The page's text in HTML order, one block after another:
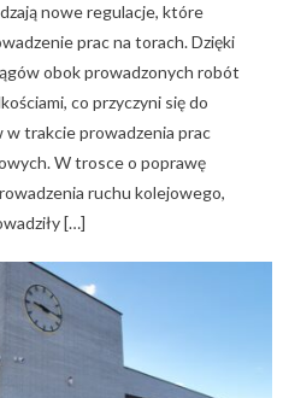
nowe regulacje, które
prac na torach. Dzięki
obok prowadzonych robót
co przyczyni się do
trakcie prowadzenia prac
W trosce o poprawę
ruchu kolejowego,
[…]